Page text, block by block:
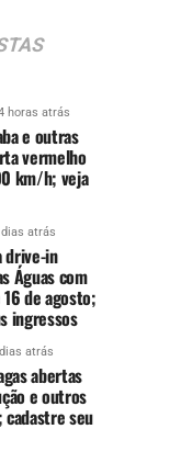
horas atrás
e outras
vermelho
km/h; veja
atrás
drive-in
Águas com
de agosto;
ingressos
atrás
abertas
e outros
seu